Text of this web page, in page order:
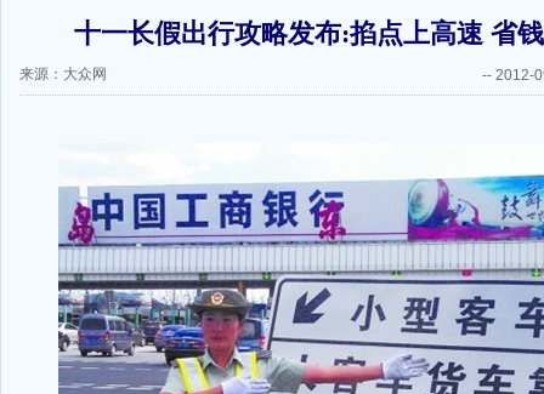
十一长假出行攻略发布:掐点上高速 省
来源：大众网 -- 2012-